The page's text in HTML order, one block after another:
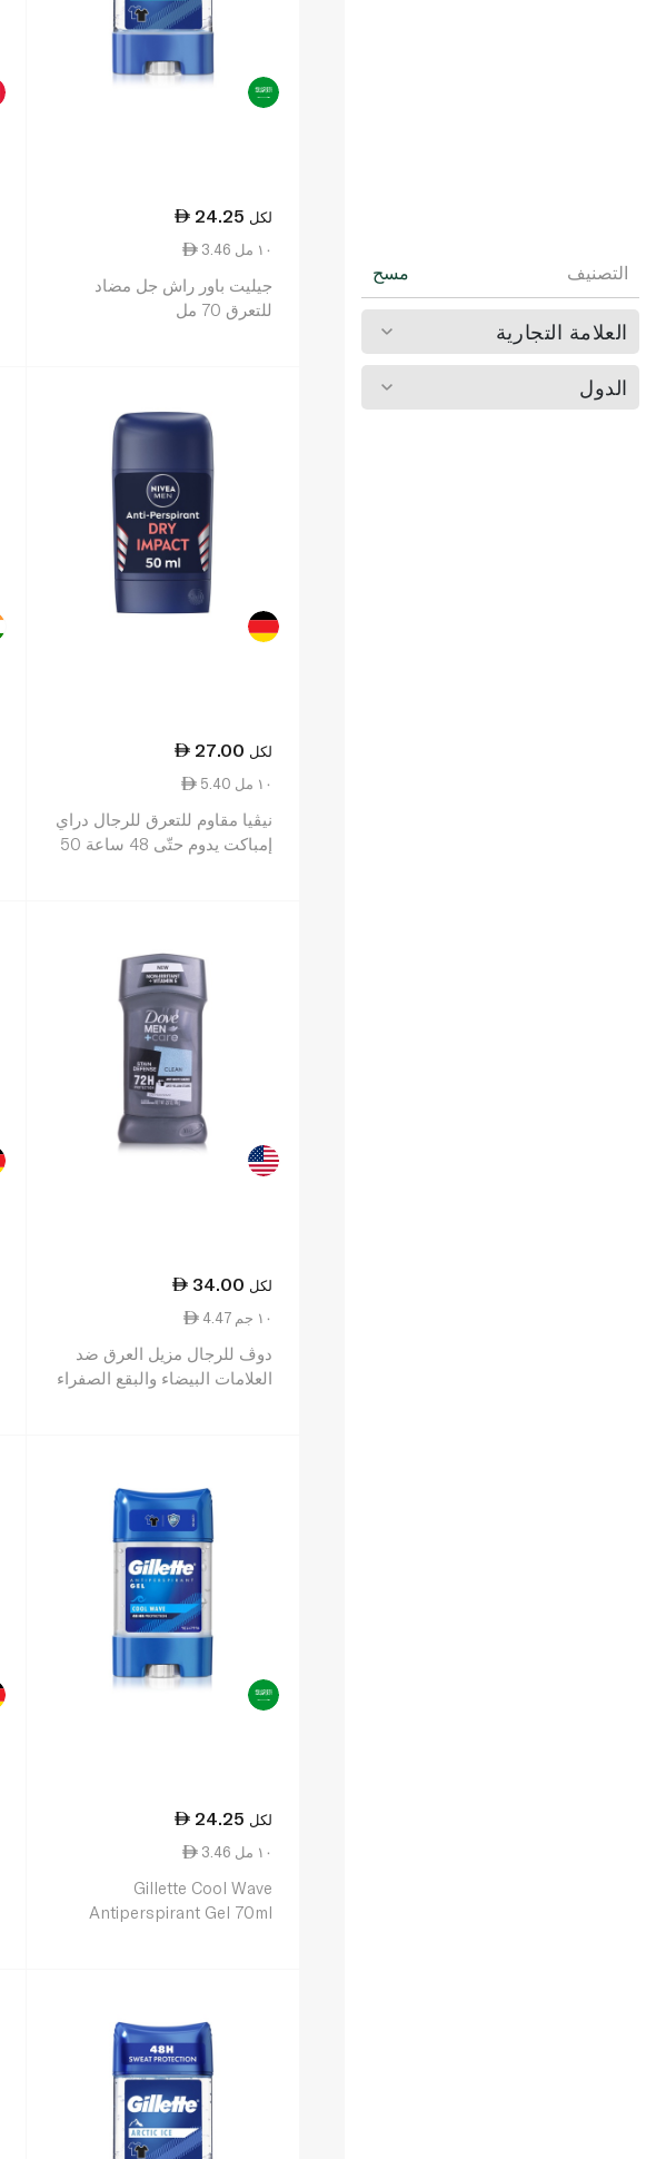
التصنيف مسح
العلامة التجارية
الدول
24.25 لكل
3.46 ١٠ مل
جيليت باور راش جل مضاد
للتعرق 70 مل
27.00 لكل
5.40 ١٠ مل
نيڤيا مقاوم للتعرق للرجال دراي
إمباكت يدوم حتّى 48 ساعة 50
34.00 لكل
4.47 ١٠ جم
دوڤ للرجال مزيل العرق ضد
العلامات البيضاء والبقع الصفراء
24.25 لكل
3.46 ١٠ مل
Gillette Cool Wave
Antiperspirant Gel 70ml